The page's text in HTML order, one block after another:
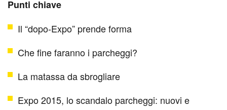
Punti chiave
Il “dopo-Expo” prende forma
Che fine faranno i parcheggi?
La matassa da sbrogliare
Expo 2015, lo scandalo parcheggi: nuovi e